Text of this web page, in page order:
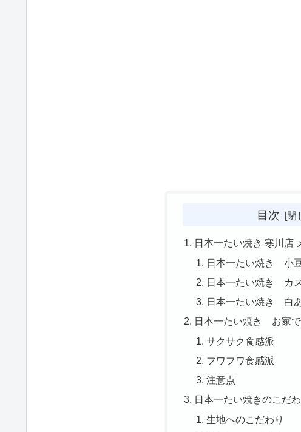
目次
日本一たい焼き 寒川店
日本一たい焼き 小
日本一たい焼き カ
日本一たい焼き 白
日本一たい焼き お家
サクサク食感派
フワフワ食感派
注意点
日本一たい焼きのこだわ
生地へのこだわり